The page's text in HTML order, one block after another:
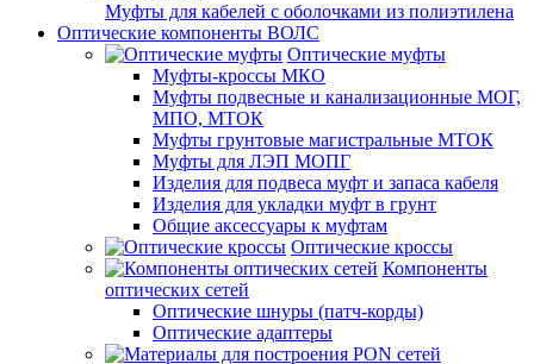
Муфты для кабелей с оболочками из полиэтилена
Оптические компоненты ВОЛС
Оптические муфты
Муфты-кроссы МКО
Муфты подвесные и канализационные МОГ,
МПО, МТОК
Муфты грунтовые магистральные МТОК
Муфты для ЛЭП МОПГ
Изделия для подвеса муфт и запаса кабеля
Изделия для укладки муфт в грунт
Общие аксессуары к муфтам
Оптические кроссы
Компоненты
оптических сетей
Оптические шнуры (патч-корды)
Оптические адаптеры